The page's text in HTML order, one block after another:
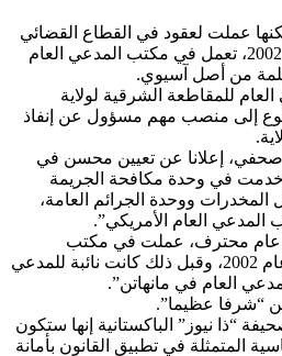
عملت لعقود في القطاع القضائي
للولايات المتحدة، ومنذ العام 2002، تعمل في مكتب المدعي العام
من أصل آسيوي.
للمقاطعة الشرقية لولاية
إلى منصب مهم مسؤول عن إنفاذ
صحفي، إعلانا عن تعيين محسن في
“خدمت في وحدة مكافحة الجريمة
ووحدة الجرائم العامة،
المدعي العام الأمريكي”.
عام محترف، عملت في مكتب
المدعي العام الأمريكي منذ عام 2002، وقبل ذلك كانت نائبة للمدعي
العام في مانهاتن”.
“شرفا عظيما”.
“ذا نيوز” الباكستانية إنها ستكون
المتمثلة في تطبيق القانون بأمانة